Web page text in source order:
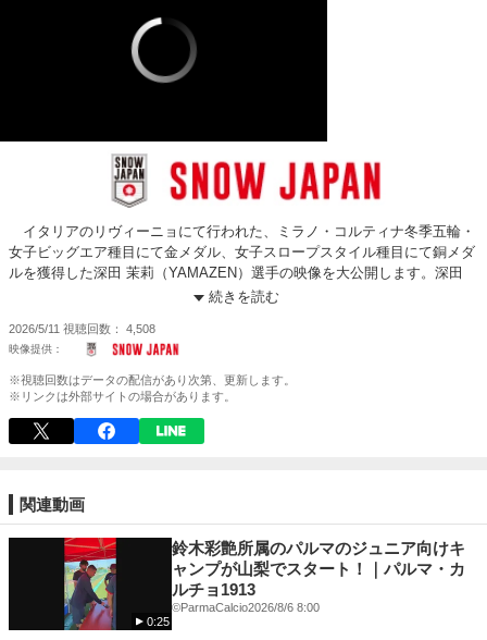
イタリアのリヴィーニョにて行われた、ミラノ・コルティナ冬季五輪・
女子ビッグエア種目にて金メダル、女子スロープスタイル種目にて銅メダ
ルを獲得した深田 茉莉（YAMAZEN）選手の映像を大公開します。深田
茉莉（YAMAZEN）選手は、スノーボード・女子スロープスタイル種目に
この映像は今季ワールドカップのスロープスタイル種目、初戦の公開練
習の映像になります。ジャンプ台横と下部から撮影されており、BS1980
(5回転半)をしております。本番に向けて滑りを調整している様子が、映像
からうかがえます。深田 茉莉（YAMAZEN）はスロープスタイル種目初
戦・アメリカワールドカップを2位で終えました。
続きを読む
2026/5/11 視聴回数 4,508
※視聴回数はデータの配信があり次第、更新します。
※リンクは外部サイトの場合があります。
関連動画
0:25
鈴木彩艶所属のパルマのジュニア向けキ
ャンプが山梨でスタート！｜パルマ・カ
ルチョ1913
©️ParmaCalcio2026/8/6 8:00